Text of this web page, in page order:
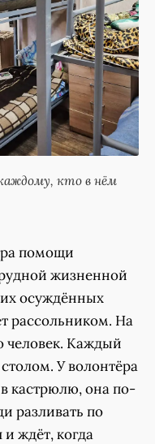
кто в нём
помощи
жизненной
осуждённых
рассольником. На
человек. Каждый
У волонтёра
кастрюлю, она по-
разливать по
ждёт, когда